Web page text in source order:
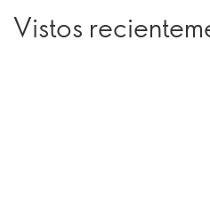
Vistos